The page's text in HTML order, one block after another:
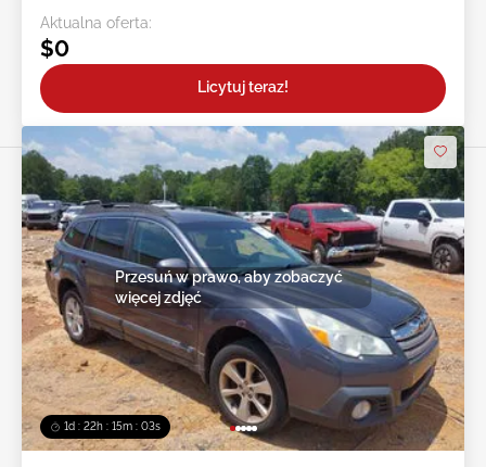
Aktualna oferta:
$0
Licytuj teraz!
1d : 22h : 15m : 00s
Przesuń w prawo, aby zobaczyć
więcej zdjęć